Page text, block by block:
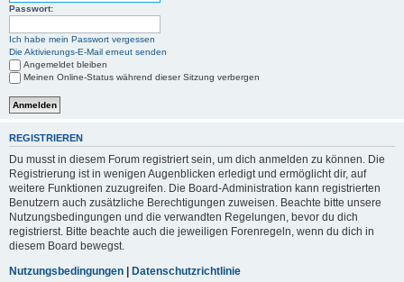
Passwort:
Ich habe mein Passwort vergessen
Die Aktivierungs-E-Mail erneut senden
Angemeldet bleiben
Meinen Online-Status während dieser Sitzung verbergen
REGISTRIEREN
Du musst in diesem Forum registriert sein, um dich anmelden zu können. Die
Registrierung ist in wenigen Augenblicken erledigt und ermöglicht dir, auf
weitere Funktionen zuzugreifen. Die Board-Administration kann registrierten
Benutzern auch zusätzliche Berechtigungen zuweisen. Beachte bitte unsere
Nutzungsbedingungen und die verwandten Regelungen, bevor du dich
registrierst. Bitte beachte auch die jeweiligen Forenregeln, wenn du dich in
diesem Board bewegst.
Nutzungsbedingungen | Datenschutzrichtlinie